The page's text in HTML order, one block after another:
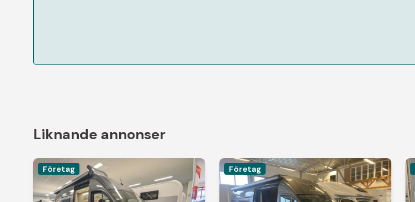
Liknande annonser
Företag Företag